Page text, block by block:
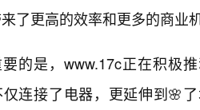
了更高的效率和更多的商业
的是，www.17c正在积极
连接了电器，更延伸到🌸